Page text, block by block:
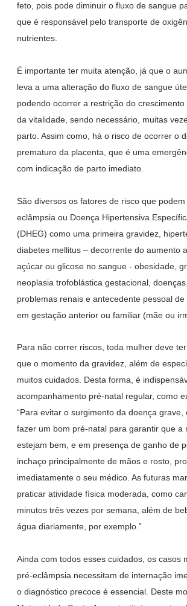
feto, pois pode diminuir o fluxo de sangue
que é responsável pelo transporte de
nutrientes.
É importante ter muita atenção, já que o
leva a uma alteração do fluxo de sangue
podendo ocorrer a restrição do
da vitalidade, sendo necessário, muitas
parto. Assim como, há o risco de ocorrer o
prematuro da placenta, que é uma
com indicação de parto imediato.
São diversos os fatores de risco que
eclâmpsia ou Doença Hipertensiva
(DHEG) como uma primeira gravidez,
diabetes mellitus – decorrente do aumento
açúcar ou glicose no sangue - obesidade,
neoplasia trofoblástica gestacional, doenças
problemas renais e antecedente pessoal
em gestação anterior ou familiar (mãe ou
Para não correr riscos, toda mulher deve
que o momento da gravidez, além de
muitos cuidados. Desta forma, é
acompanhamento pré-natal regular, como
“Para evitar o surgimento da doença grave,
fazer um bom pré-natal para garantir que a
estejam bem, e em presença de ganho de
inchaço principalmente de mãos e rosto,
imediatamente o seu médico. As futuras
praticar atividade física moderada, como
minutos três vezes por semana, além de
água diariamente, por exemplo.”
Ainda com todos esses cuidados, os casos
pré-eclâmpsia necessitam de internação
o diagnóstico precoce é essencial. Deste